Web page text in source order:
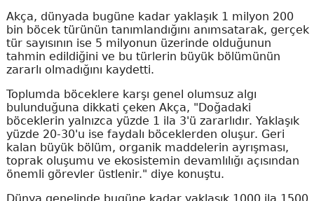
Akça, dünyada bugüne kadar yaklaşık 1 milyon 200
bin böcek türünün tanımlandığını anımsatarak, gerçek
tür sayısının ise 5 milyonun üzerinde olduğunun
tahmin edildiğini ve bu türlerin büyük bölümünün
zararlı olmadığını kaydetti.
Toplumda böceklere karşı genel olumsuz algı
bulunduğuna dikkati çeken Akça, "Doğadaki
böceklerin yalnızca yüzde 1 ila 3'ü zararlıdır. Yaklaşık
yüzde 20-30'u ise faydalı böceklerden oluşur. Geri
kalan büyük bölüm, organik maddelerin ayrışması,
toprak oluşumu ve ekosistemin devamlılığı açısından
önemli görevler üstlenir." diye konuştu.